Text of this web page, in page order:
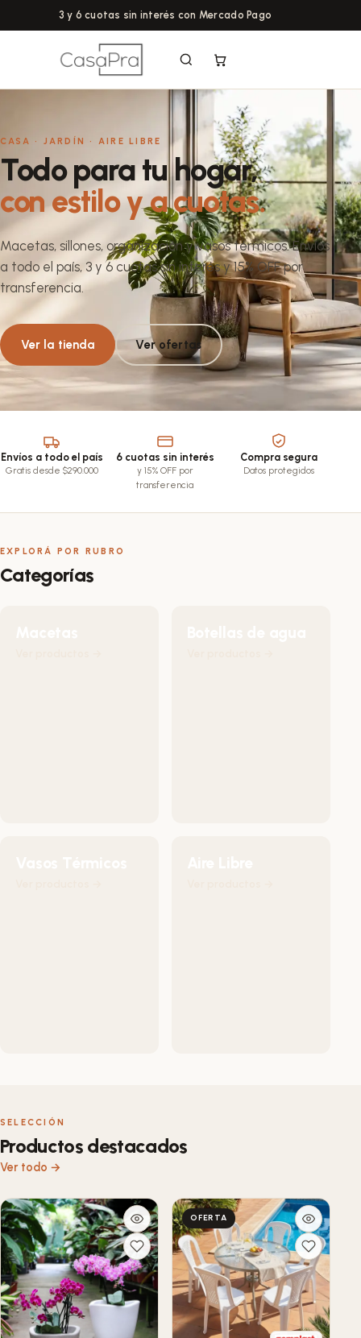
3 y 6 cuotas sin interés con Mercado Pago
CASA · JARDÍN · AIRE LIBRE
Todo para tu hogar,
con estilo y a cuotas.
Macetas, sillones, organización y vasos térmicos. Envíos
a todo el país, 3 y 6 cuotas sin interés y 15% OFF por
transferencia.
Ver la tienda Ver ofertas
Envíos a todo el país
Gratis desde $290.000
6 cuotas sin interés
y 15% OFF por
transferencia
Compra segura
Datos protegidos
EXPLORÁ POR RUBRO
Categorías
SELECCIÓN
Productos destacados
Ver todo →
OFERTA